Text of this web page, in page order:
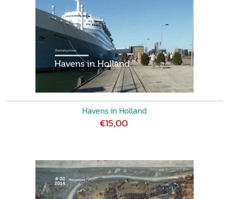
Havens in Holland
€15,00